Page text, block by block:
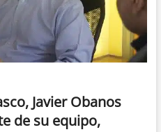
Javier Obanos
de su equipo,